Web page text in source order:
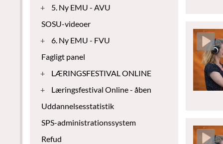
+
5. Ny EMU - AVU
SOSU-videoer
+
6. Ny EMU - FVU
Fagligt panel
+
LÆRINGSFESTIVAL ONLINE
+
Læringsfestival Online - åben
Uddannelsesstatistik
SPS-administrationssystem
Refud